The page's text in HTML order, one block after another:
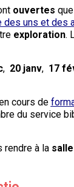
ouvertes
des uns et des
exploration.
, 20 janv, 17
cours de
du service
rendre à la